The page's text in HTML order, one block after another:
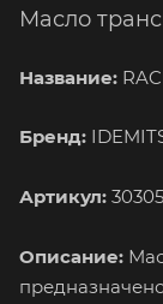
Масло
Название:
Бренд:
Артикул:
Описание: